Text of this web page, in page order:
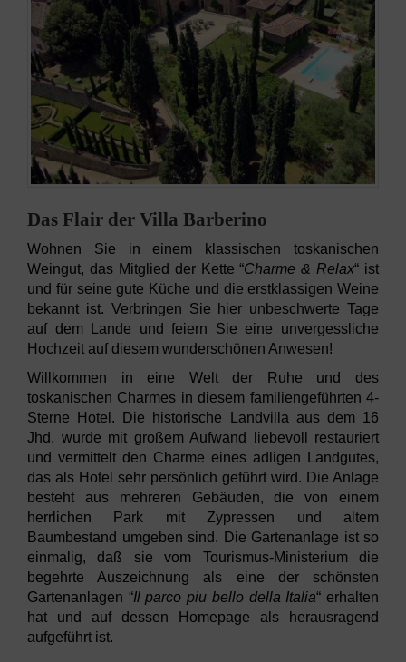
Das Flair der Villa Barberino
Wohnen Sie in einem klassischen toskanischen
Weingut, das Mitglied der Kette “Charme & Relax“ ist
und für seine gute Küche und die erstklassigen Weine
bekannt ist. Verbringen Sie hier unbeschwerte Tage
auf dem Lande und feiern Sie eine unvergessliche
Hochzeit auf diesem wunderschönen Anwesen!
Willkommen in eine Welt der Ruhe und des
toskanischen Charmes in diesem familiengeführten 4-
Sterne Hotel. Die historische Landvilla aus dem 16
Jhd. wurde mit großem Aufwand liebevoll restauriert
und vermittelt den Charme eines adligen Landgutes,
das als Hotel sehr persönlich geführt wird. Die Anlage
besteht aus mehreren Gebäuden, die von einem
herrlichen Park mit Zypressen und altem
Baumbestand umgeben sind. Die Gartenanlage ist so
einmalig, daß sie vom Tourismus-Ministerium die
begehrte Auszeichnung als eine der schönsten
Gartenanlagen “Il parco piu bello della Italia“ erhalten
hat und auf dessen Homepage als herausragend
aufgeführt ist.